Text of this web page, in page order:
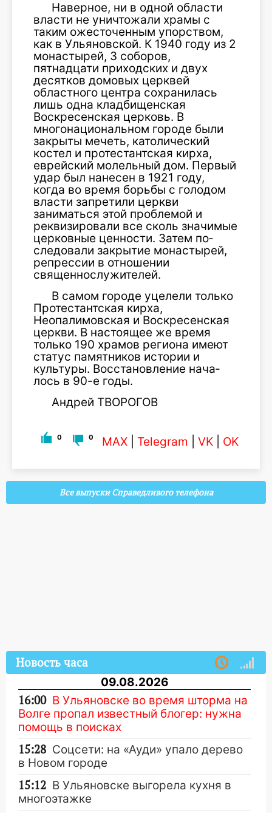
Наверное, ни в одной области
власти не уничтожали храмы с
таким ожесточенным упорством,
как в Ульяновской. К 1940 году из 2
монастырей, 3 соборов,
пятнадцати приходских и двух
десятков домовых церк­вей
областного центра сохранилась
лишь одна кладбищенская
Воскресенская цер­ковь. В
многонациональном городе были
закрыты мечеть, католический
костел и протестантская кирха,
еврейский молель­ный дом. Первый
удар был нанесен в 1921 году,
когда во время борьбы с голодом
власти запретили церкви
заниматься этой проблемой и
реквизировали все сколь значимые
церковные ценности. Затем по­
следовали закрытие монастырей,
репрес­сии в отношении
священнослужителей.
В самом городе уцелели только
Про­тестантская кирха,
Неопалимовская и Воскресенская
церкви. В настоящее же вре­мя
только 190 храмов региона имеют
статус памятников истории и
культуры. Вос­становление нача­
лось в 90-е годы.
Андрей ТВОРОГОВ
0 0 MAX Telegram VK OK
Все выпуски Справедливого телефона
Новость часа
09.08.2026
16:00 В Ульяновске во время шторма на
Волге пропал известный блогер: нужна
помощь в поисках
15:28 Соцсети: на «Ауди» упало дерево
в Новом городе
15:12 В Ульяновске выгорела кухня в
многоэтажке